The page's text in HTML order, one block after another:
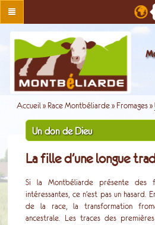
Accueil » Race Montbéliarde » Fromages »
Un don de Dieu
La fille d’une longue
Si la Montbéliarde présente des
intéressantes, ce n’est pas un hasard.
de la race, la transformation
ancestrale. Les traces des